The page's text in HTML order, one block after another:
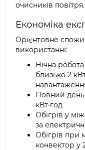
очисників повітря.
Економіка
Орієнтовне
використанні:
Нічна
близько 2
Повний день
кВт·год
Обігрів у
за
Обігрів при
конвектор у